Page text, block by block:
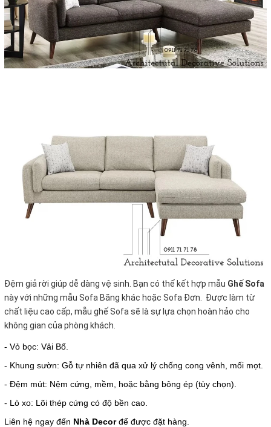
Đệm giả rời giúp dễ dàng vệ sinh. Bạn có thể kết hợp mẫu Ghế Sofa
này với những mẫu Sofa Băng khác hoặc Sofa Đơn. Được làm từ
chất liệu cao cấp, mẫu ghế Sofa sẽ là sự lựa chọn hoàn hảo cho
không gian của phòng khách.
- Vỏ bọc: Vải Bố.
- Khung sườn: Gỗ tự nhiên đã qua xử lý chống cong vênh, mối mọt.
- Đệm mút: Nệm cứng, mềm, hoặc bằng bông ép (tùy chọn).
- Lò xo: Lõi thép cứng có độ bền cao.
Liên hệ ngay đến Nhà Decorđể được đặt hàng.